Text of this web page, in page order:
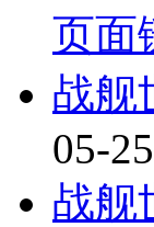
页面
战舰
05-25
战舰